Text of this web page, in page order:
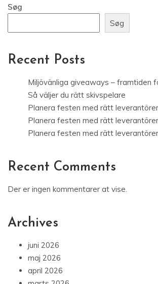
Søg
Søg
Recent Posts
Miljövänliga giveaways – framtiden
Så väljer du rätt skivspelare
Planera festen med rätt leverantörer
Planera festen med rätt leverantörer
Planera festen med rätt leverantörer
Recent Comments
Der er ingen kommentarer at vise.
Archives
juni 2026
maj 2026
april 2026